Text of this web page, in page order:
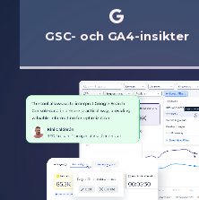
GSC- och GA4-insikter